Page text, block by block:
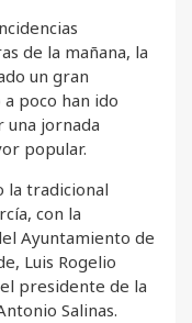
de la mañana, la
un gran
poco han ido
una jornada
popular.
la tradicional
con la
Ayuntamiento de
Luis Rogelio
presidente de la
Salinas.